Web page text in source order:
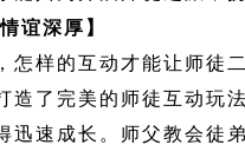
谊深厚】
怎样的互动才能让师徒
造了完美的师徒互动玩
迅速成长。师父教会徒